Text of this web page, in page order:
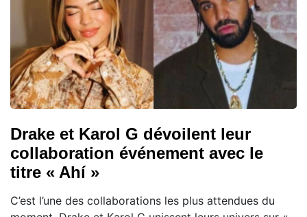
Drake et Karol G dévoilent leur
collaboration événement avec le
titre « Ahí »
C’est l’une des collaborations les plus attendues du